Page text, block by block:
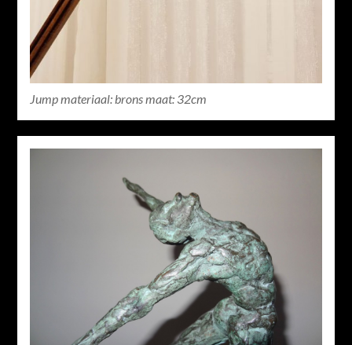
Jump materiaal: brons maat: 32cm